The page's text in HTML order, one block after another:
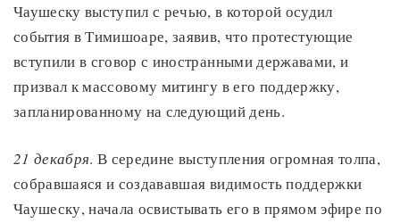
Чаушеску выступил с речью, в которой осудил
события в Тимишоаре, заявив, что протестующие
вступили в сговор с иностранными державами, и
призвал к массовому митингу в его поддержку,
запланированному на следующий день.
21 декабря. В середине выступления огромная толпа,
собравшаяся и создававшая видимость поддержки
Чаушеску, начала освистывать его в прямом эфире по